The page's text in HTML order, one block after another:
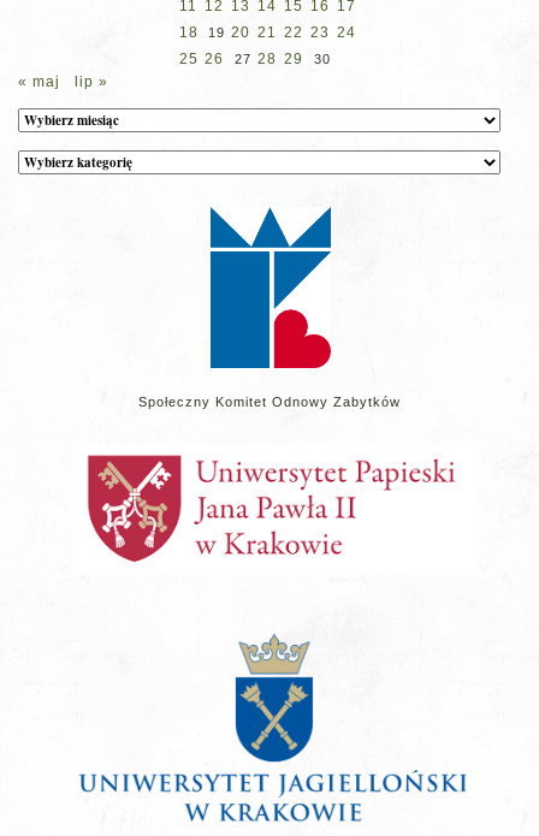
11 12 13 14 15 16
17
18
19 20 21 22 23 24
25 26 27 28 29 30
« maj lip »
Archiwum
Kategorie
wpisów
Społeczny Komitet Odnowy Zabytków